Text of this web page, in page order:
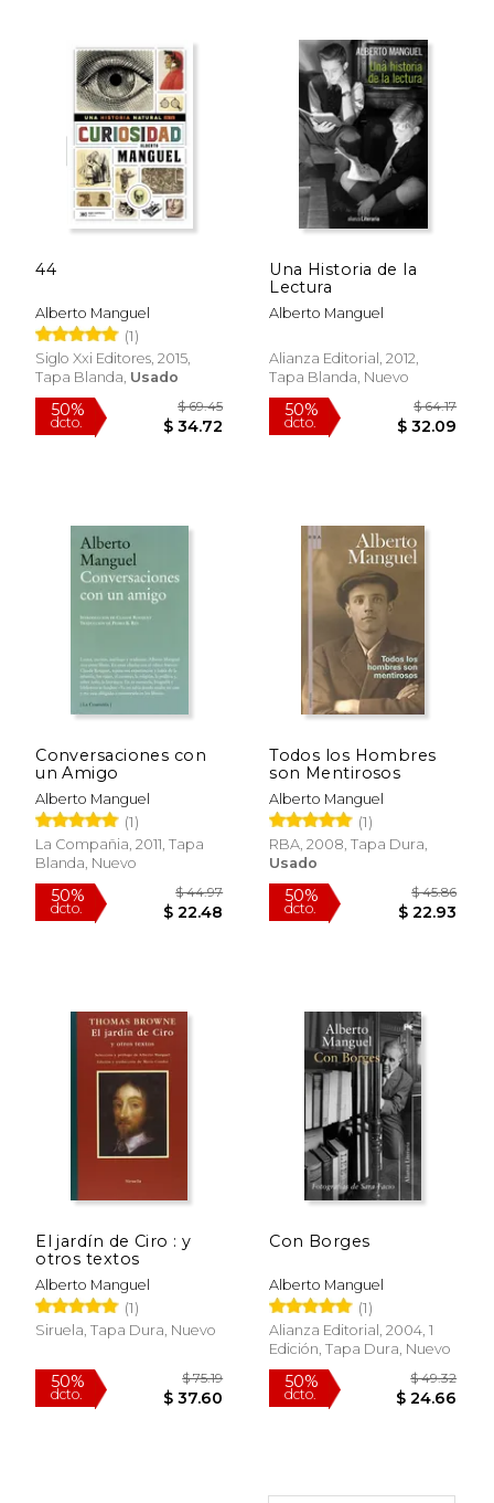
50%
dcto.
50%
dcto.
50%
dcto.
44
Alberto Manguel
(1)
Siglo Xxi Editores, 2015,
Tapa Blanda, Usado
Una Historia de la
Lectura
Alberto Manguel
Alianza Editorial, 2012,
Tapa Blanda, Nuevo
Conversaciones con
un Amigo
Alberto Manguel
(1)
La Compañia, 2011, Tapa
Blanda, Nuevo
Todos los Hombres
son Mentirosos
Alberto Manguel
(1)
RBA, 2008, Tapa Dura,
Usado
El jardín de Ciro : y
otros textos
Alberto Manguel
(1)
Siruela, Tapa Dura, Nuevo
Con Borges
Alberto Manguel
(1)
Alianza Editorial, 2004, 1
Edición, Tapa Dura, Nuevo